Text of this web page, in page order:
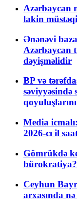
Azərbaycan
lakin
Ənənəvi
Azərbaycan
dəyişməlidir
BP və
Media
2026-cı il
Gömrükdə
bürokratiya?
Ceyhun
arxasında